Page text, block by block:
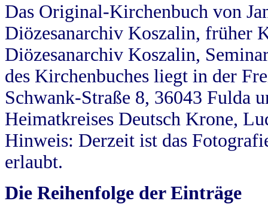
Das Original-Kirchenbuch von
Diözesanarchiv Koszalin, früher
Diözesanarchiv Koszalin,
des Kirchenbuches liegt in der
Schwank-Straße 8, 36043 Fulda
Heimatkreises Deutsch Krone,
Hinweis: Derzeit ist das
erlaubt.
Die Reihenfolge der Einträge